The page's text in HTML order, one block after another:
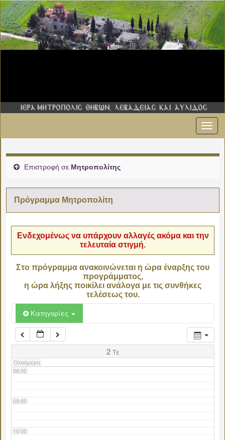
Επιστροφή σε Μητροπολίτης
Πρόγραμμα Μητροπολίτη
Ενδεχομένως να υπάρχουν αλλαγές ακόμα και την
τελευταία στιγμή.
Στο πρόγραμμα ανακοινώνεται η ώρα έναρξης του
προγράμματος,
η ώρα λήξης ποικίλει ανάλογα με τις συνθήκες
τελέσεως του.
Κατηγορίες
2 Τε
Ολοήμερη
02:00
06:00
07:00
08:00
09:00
10:00